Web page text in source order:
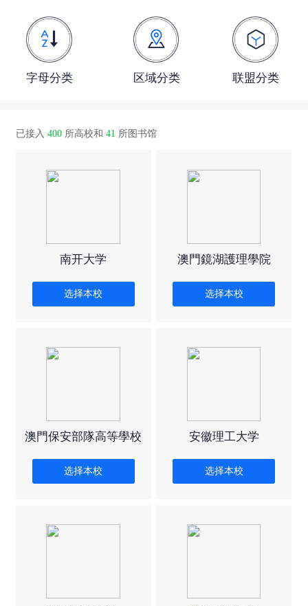
字母分类 区域分类 联盟分类
已接入 400所高校和 41 所图书馆
南开大学
选择本校
澳門鏡湖護理學院
选择本校
澳門保安部隊高等學校
选择本校
安徽理工大学
选择本校